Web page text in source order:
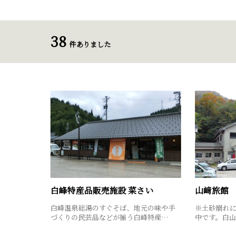
38 件ありました
白峰特産品販売施設 菜さい
白峰温泉総湯のすぐそば、地元の味や手
づくりの民芸品などが揃う白峰特産…
山﨑旅館
※土砂崩れ
中です。白